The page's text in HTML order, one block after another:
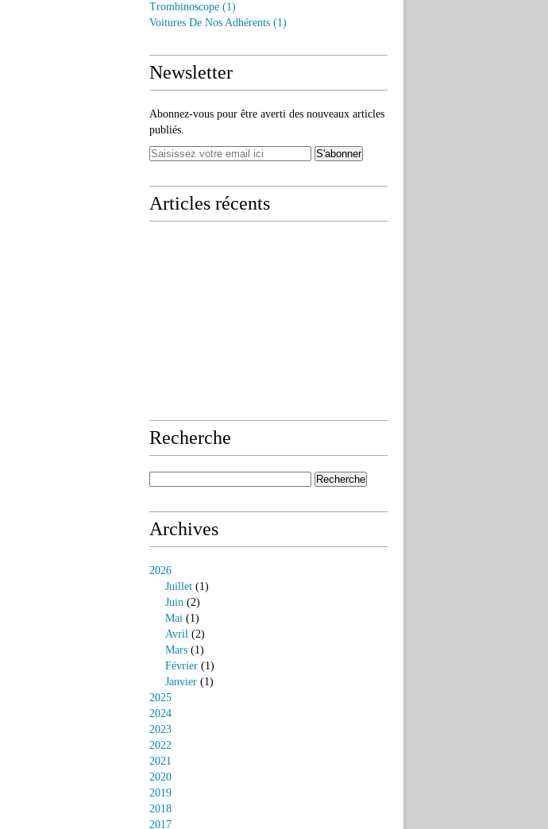
Trombinoscope (1)
Voitures De Nos Adhérents (1)
Newsletter
Abonnez-vous pour être averti des nouveaux articles
publiés.
Articles récents
Recherche
Archives
2026
Juillet (1)
Juin (2)
Mai (1)
Avril (2)
Mars (1)
Février (1)
Janvier (1)
2025
2024
2023
2022
2021
2020
2019
2018
2017